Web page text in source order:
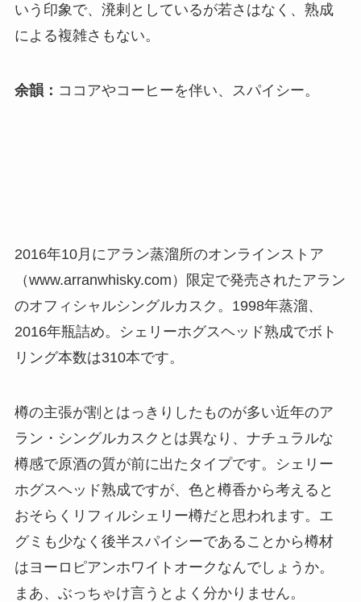
いう印象で、溌剌としているが若さはなく、熟成
による複雑さもない。
余韻： ココアやコーヒーを伴い、スパイシー。
2016年10月にアラン蒸溜所のオンラインストア
（www.arranwhisky.com）限定で発売されたアラン
のオフィシャルシングルカスク。1998年蒸溜、
2016年瓶詰め。シェリーホグスヘッド熟成でボト
リング本数は310本です。
樽の主張が割とはっきりしたものが多い近年のア
ラン・シングルカスクとは異なり、ナチュラルな
樽感で原酒の質が前に出たタイプです。シェリー
ホグスヘッド熟成ですが、色と樽香から考えると
おそらくリフィルシェリー樽だと思われます。エ
グミも少なく後半スパイシーであることから樽材
はヨーロピアンホワイトオークなんでしょうか。
まあ、ぶっちゃけ言うとよく分かりません。